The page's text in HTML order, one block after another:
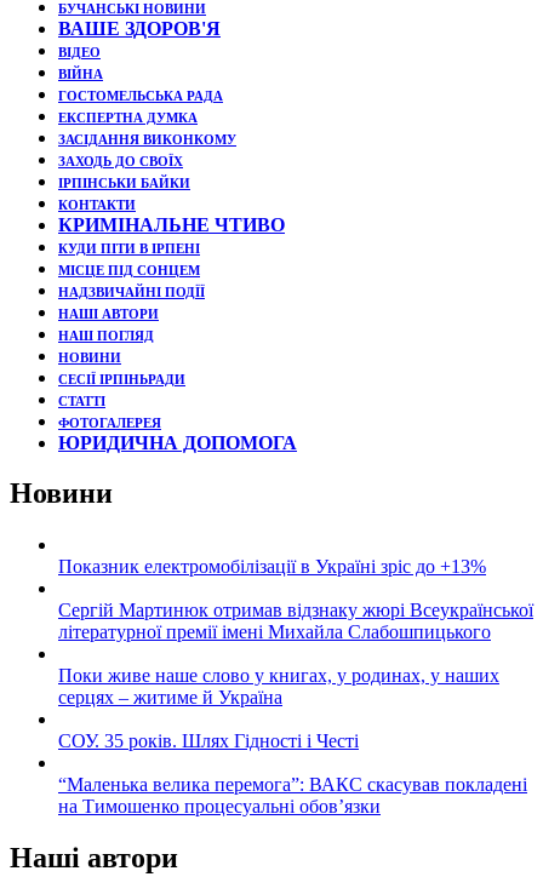
БУЧАНСЬКІ НОВИНИ
ВАШЕ ЗДОРОВ'Я
ВІДЕО
ВІЙНА
ГОСТОМЕЛЬСЬКА РАДА
ЕКСПЕРТНА ДУМКА
ЗАСІДАННЯ ВИКОНКОМУ
ЗАХОДЬ ДО СВОЇХ
ІРПІНСЬКИ БАЙКИ
КОНТАКТИ
КРИМІНАЛЬНЕ ЧТИВО
КУДИ ПІТИ В ІРПЕНІ
МІСЦЕ ПІД СОНЦЕМ
НАДЗВИЧАЙНІ ПОДЇЇ
НАШІ АВТОРИ
НАШ ПОГЛЯД
НОВИНИ
СЕСІЇ ІРПІНЬРАДИ
СТАТТІ
ФОТОГАЛЕРЕЯ
ЮРИДИЧНА ДОПОМОГА
Новини
Показник електромобілізації в Україні зріс до +13%
Сергій Мартинюк отримав відзнаку жюрі Всеукраїнської
літературної премії імені Михайла Слабошпицького
Поки живе наше слово у книгах, у родинах, у наших
серцях – житиме й Україна
СОУ. 35 років. Шлях Гідності і Честі
“Маленька велика перемога”: ВАКС скасував покладені
на Тимошенко процесуальні обов’язки
Наші автори